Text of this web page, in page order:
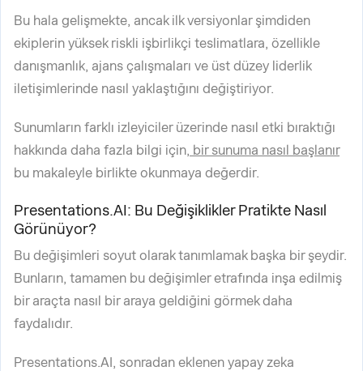
Bu hala gelişmekte, ancak ilk versiyonlar şimdiden
ekiplerin yüksek riskli işbirlikçi teslimatlara, özellikle
danışmanlık, ajans çalışmaları ve üst düzey liderlik
iletişimlerinde nasıl yaklaştığını değiştiriyor.
Sunumların farklı izleyiciler üzerinde nasıl etki bıraktığı
hakkında daha fazla bilgi için, bir sunuma nasıl başlanır
bu makaleyle birlikte okunmaya değerdir.
Presentations.AI: Bu Değişiklikler Pratikte Nasıl
Görünüyor?
Bu değişimleri soyut olarak tanımlamak başka bir şeydir.
Bunların, tamamen bu değişimler etrafında inşa edilmiş
bir araçta nasıl bir araya geldiğini görmek daha
faydalıdır.
Presentations.AI, sonradan eklenen yapay zeka